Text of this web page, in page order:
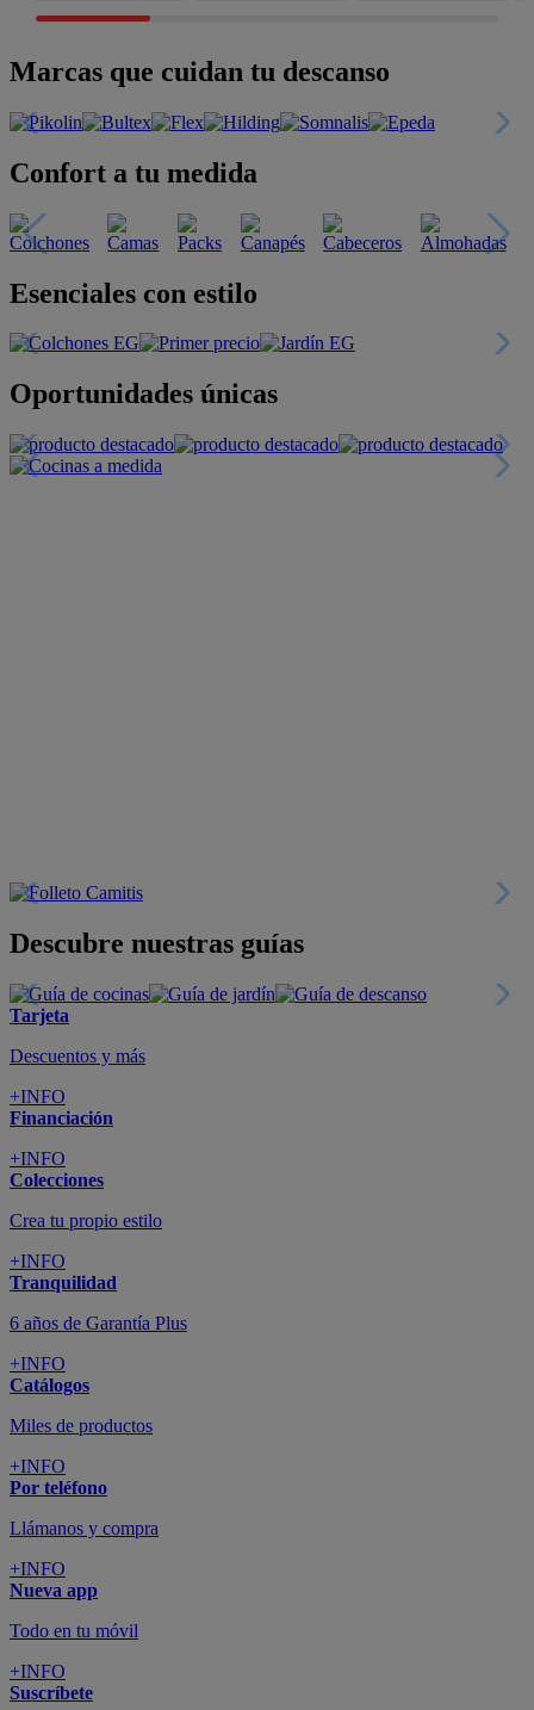
Marcas que cuidan tu descanso
Confort a tu medida
Esenciales con estilo
Oportunidades únicas
Descubre nuestras guías
Tarjeta
Descuentos y más
+INFO
Financiación
+INFO
Colecciones
Crea tu propio estilo
+INFO
Tranquilidad
6 años de Garantía Plus
+INFO
Catálogos
Miles de productos
+INFO
Por teléfono
Llámanos y compra
+INFO
Nueva app
Todo en tu móvil
+INFO
Suscríbete